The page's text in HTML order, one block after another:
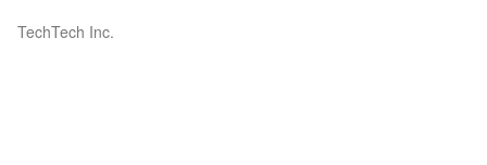
TechTech Inc.